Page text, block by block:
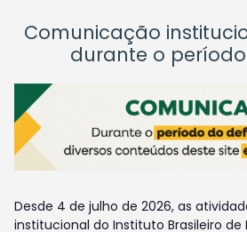
Comunicação
durante o
Desde 4 de julho de 2026, as
institucional do Instituto Brasileiro de